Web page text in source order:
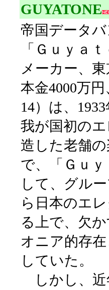
GUYATONE
帝国データ
「Ｇｕｙａ
メーカー、
本金4000万
14）は、
我が国初の
造した老舗
で、「Ｇｕ
して、グル
ら日本のエ
る上で、欠
オニア的存
していた。
しかし、近